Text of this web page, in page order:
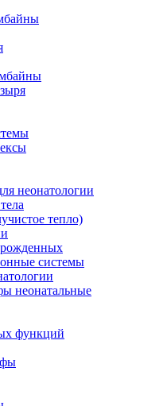
неонатологии
тепло)
системы
неонатальные
функций